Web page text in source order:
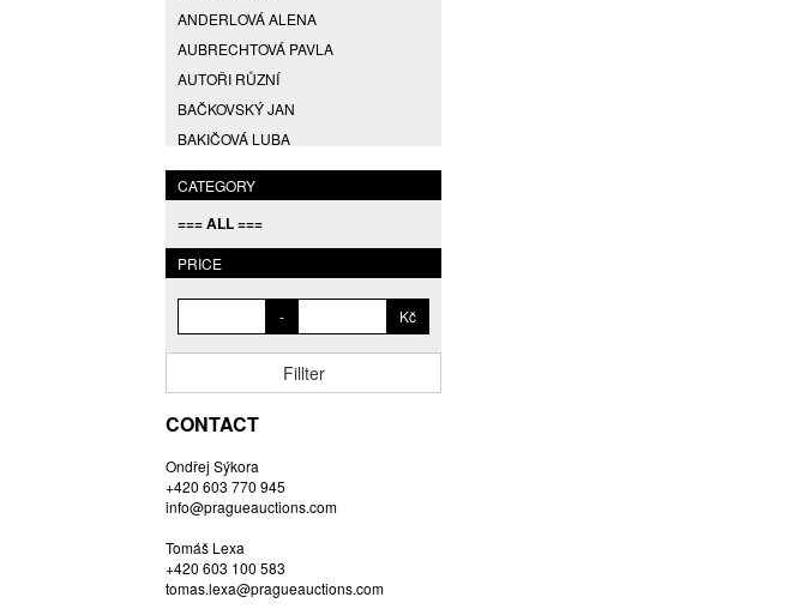
ANDERLOVÁ ALENA
AUBRECHTOVÁ PAVLA
AUTOŘI RŮZNÍ
BAČKOVSKÝ JAN
BAKIČOVÁ LUBA
BALCAR JIŘÍ
BALCAR KAREL
BALCAR MARTIN
BALÍČEK PETR
BARTKO MAREK
BARTOŇ DAVID
BASTL ROMAN
BAUCH JAN
BAUER VL.
BEDNÁŘOVÁ EVA
BĚHAL DOMINIK
CATEGORY
=== ALL ===
PRICE
- Kč
Fillter
CONTACT
Ondřej Sýkora
+420 603 770 945
info@pragueauctions.com
Tomáš Lexa
+420 603 100 583
tomas.lexa@pragueauctions.com